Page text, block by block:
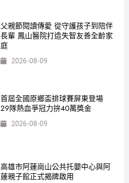
父親節閱讀傳愛 從守護孩子到陪伴
長輩 鳳山醫院打造失智友善全齡家
庭
2026-08-09
首屆全國原鄉盃排球賽屏東登場
29隊熱血爭冠力拚40萬獎金
2026-08-09
高雄市阿蓮崗山公共托嬰中心與阿
蓮親子館正式揭牌啟用